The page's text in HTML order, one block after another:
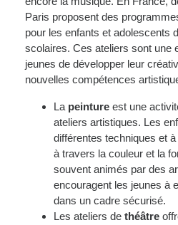
Paris proposent des
pour les enfants et adolescents
scolaires. Ces ateliers sont une
jeunes de développer leur
nouvelles compétences
La peinture est une
ateliers artistiques. Les
différentes techniques et
à travers la couleur et la
souvent animés par des
encouragent les jeunes à
dans un cadre sécurisé.
Les ateliers de théâtre